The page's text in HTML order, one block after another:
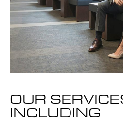
OUR
INCLUDING